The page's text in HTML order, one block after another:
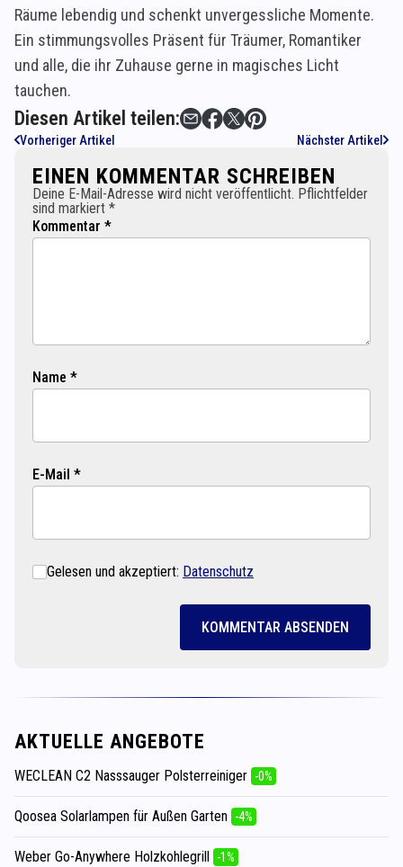
Räume lebendig und schenkt unvergessliche Momente.
Ein stimmungsvolles Präsent für Träumer, Romantiker
und alle, die ihr Zuhause gerne in magisches Licht
tauchen.
Diesen Artikel teilen:
Vorheriger Artikel Nächster Artikel
EINEN KOMMENTAR SCHREIBEN
Deine E-Mail-Adresse wird nicht veröffentlicht. Pflichtfelder
sind markiert *
Kommentar *
Name *
E-Mail *
Gelesen und akzeptiert: Datenschutz
KOMMENTAR ABSENDEN
AKTUELLE ANGEBOTE
WECLEAN C2 Nasssauger Polsterreiniger -0%
Qoosea Solarlampen für Außen Garten -4%
Weber Go-Anywhere Holzkohlegrill -1%